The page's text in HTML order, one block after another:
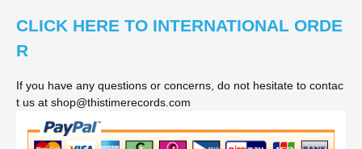
CLICK HERE TO INTERNATIONAL ORDE
R
If you have any questions or concerns, do not hesitate to contac
t us at shop@thistimerecords.com